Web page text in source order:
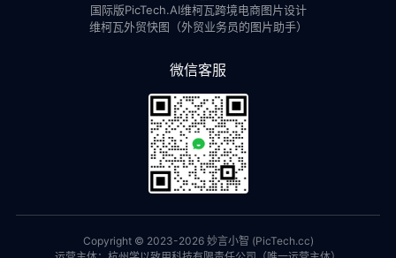
国际版PicTech.AI维柯瓦跨境电商图片设计
维柯瓦外贸快图（外贸业务员的图片助手）
微信客服
Copyright © 2023-2026妙言小智 (PicTech.cc)